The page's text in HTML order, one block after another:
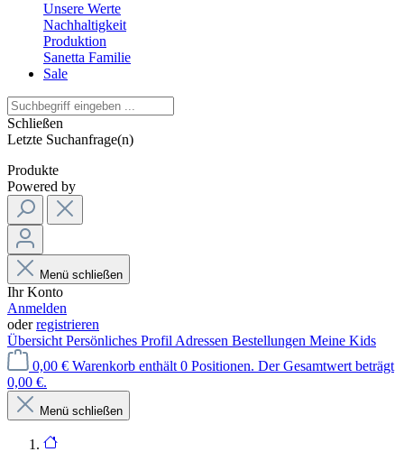
Unsere Werte
Nachhaltigkeit
Produktion
Sanetta Familie
Sale
Schließen
Letzte Suchanfrage(n)
Produkte
Powered by
Menü schließen
Ihr Konto
Anmelden
oderregistrieren
Übersicht Persönliches Profil Adressen Bestellungen Meine Kids
0,00 € Warenkorb enthält 0 Positionen. Der Gesamtwert beträgt
0,00 €.
Menü schließen